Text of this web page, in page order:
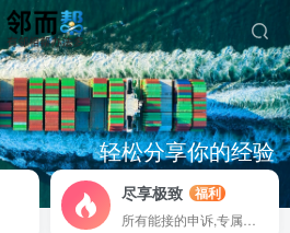
轻松分享你的经验
邻而帮助你快速积累行业资源
认证权益
我们对有为的作者提供更多
尽享极致
福利